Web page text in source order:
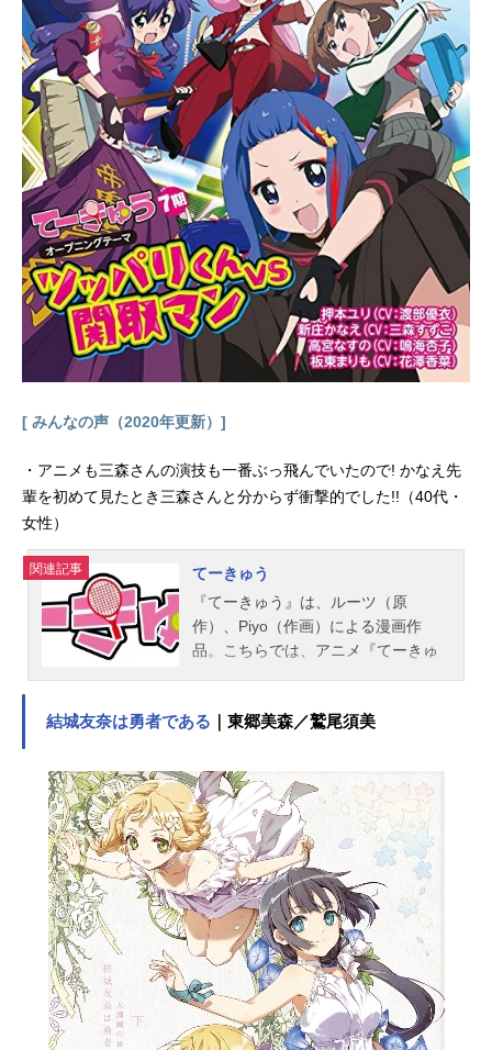
ヌ。石動双葉。花柳香子。そして―
―神楽ひかり。9人の舞台少女に突然
届いた謎のメール。「お持ちなさ
い あなたの望んだその星を」そ
れは『トップスタァ』の座をかけ
た、オーディションへの誘い。同じ
舞台にたつ仲間は、星を奪い合うラ
イバルとなった。剥き出しの情熱
が、愛ゆえの傲慢が、譲れない執着
が、舞台の上で激突し――関係が、
感情が、主役と敵役が、緞帳が上が
るたびに再生産されてゆく。9人の舞
台少女たちの、キラめきをかけた
『レヴュー』。「いつか、あの子と
戦うことになっても――」運命に導
かれた舞台が、今――幕を開ける。
イト放送形態TVアニメスケジュール
7日（木）TBSテレビほか話数全12話
キャスト愛城華恋：小山百代神楽ひ
[ みんなの声（2020年更新）]
・アニメも三森さんの演技も一番ぶっ飛んでいたので! かなえ先
輩を初めて見たとき三森さんと分からず衝撃的でした!!（40代・
女性）
関連記事
てーきゅう
『てーきゅう』は、ルーツ（原
作）、Piyo（作画）による漫画作
品。こちらでは、アニメ『てーきゅ
紹介！
結城友奈は勇者である ｜東郷美森／鷲尾須美